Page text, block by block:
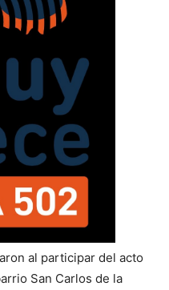
al participar del acto
San Carlos de la